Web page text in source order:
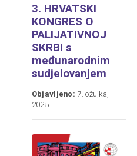
3. HRVATSKI
KONGRES O
PALIJATIVNOJ
SKRBI s
međunarodnim
sudjelovanjem
Objavljeno: 7. ožujka,
2025